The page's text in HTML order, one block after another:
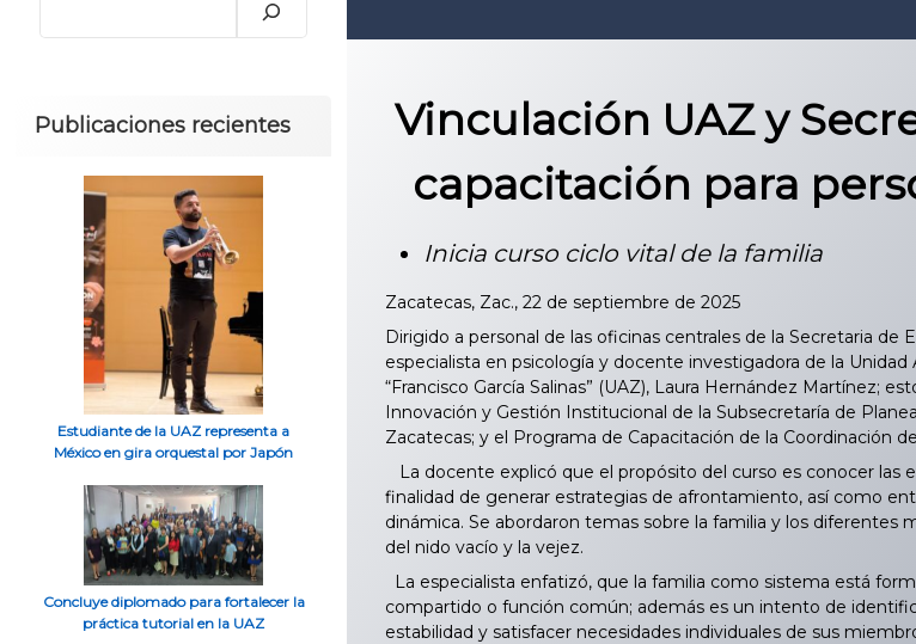
Vinculación UAZ y
capacitación para
Inicia curso ciclo vital de la familia
Zacatecas, Zac., 22 de septiembre de 2025
Dirigido a personal de las oficinas centrales de la Secretaria de
especialista en psicología y docente investigadora de la
“Francisco García Salinas” (UAZ), Laura Hernández Martínez;
Innovación y Gestión Institucional de la Subsecretaría de
Zacatecas; y el Programa de Capacitación de la Coordinación
La docente explicó que el propósito del curso es conocer las
finalidad de generar estrategias de afrontamiento, así como
dinámica. Se abordaron temas sobre la familia y los diferentes
del nido vacío y la vejez.
La especialista enfatizó, que la familia como sistema está
compartido o función común; además es un intento de
estabilidad y satisfacer necesidades individuales de sus
Publicaciones recientes
Estudiante de la UAZ representa a
México en gira orquestal por Japón
Concluye diplomado para fortalecer la
práctica tutorial en la UAZ